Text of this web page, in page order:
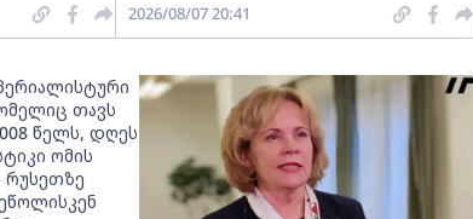
2026/08/07 20:41
თავს
წელს, დღეს
ომის
რუსეთზე